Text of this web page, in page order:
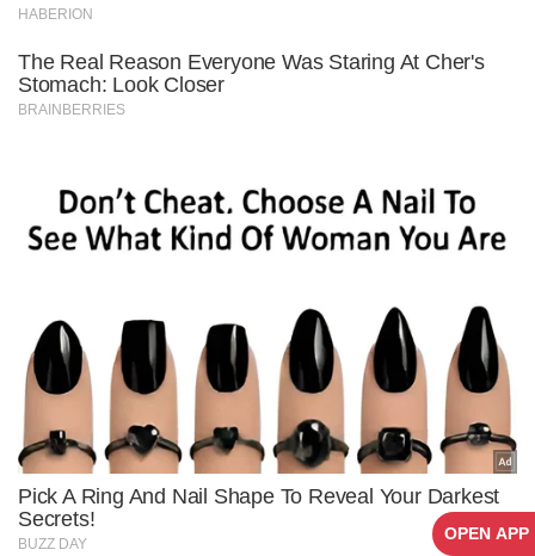
OPEN APP